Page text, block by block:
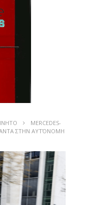
MERCEDES-
ΠΆΝΤΑ ΣΤΗΝ ΑΥΤΌΝΟΜΗ